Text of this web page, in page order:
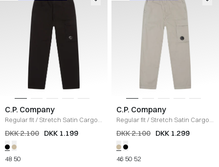
C.P. Company
Regular fit/ Stretch Satin Cargo
Pant /SORT
DKK 2.100 DKK 1.199
48 50
C.P. Company
Regular fit/ Stretch Satin Cargo
Pant /SAND
DKK 2.100 DKK 1.299
46 50 52